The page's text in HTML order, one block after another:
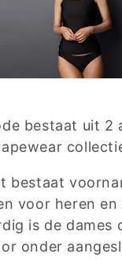
bestaat uit
bestaat
voor heren
is de
onder